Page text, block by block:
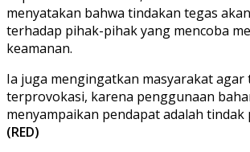
menyatakan bahwa tindakan tegas
terhadap pihak-pihak yang mencoba
keamanan.
Ia juga mengingatkan masyarakat agar
terprovokasi, karena penggunaan
menyampaikan pendapat adalah tindak
(RED)